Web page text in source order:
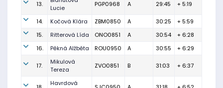
13.
Lucie
PGP0968 A 29:45 + 5:19
14. Kočová Klára ZBM0850 A 30:25
+ 5:59
15.
Ritterová Lída ONO0851 A 30:54
+ 6:28
16.
Pěkná Alžběta ROU0950 A 30:55 + 6:29
17.
Mikulová
Tereza
ZVO0851 B 31:03 + 6:37
Havrdová